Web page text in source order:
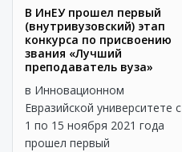
В ИнЕУ прошел первый
(внутривузовский) этап
конкурса по присвоению
звания «Лучший
преподаватель вуза»
в Инновационном
Евразийской университете с
1 по 15 ноября 2021 года
прошел первый